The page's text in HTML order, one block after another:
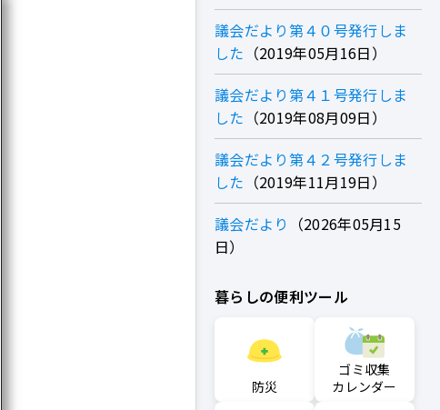
議会だより第４０号発行しま
した
2019年05月16日
議会だより第４１号発行しま
した
2019年08月09日
議会だより第４２号発行しま
した
2019年11月19日
議会だより
2026年05月15
日
暮らしの便利ツール
防災
ゴミ収集
カレンダー